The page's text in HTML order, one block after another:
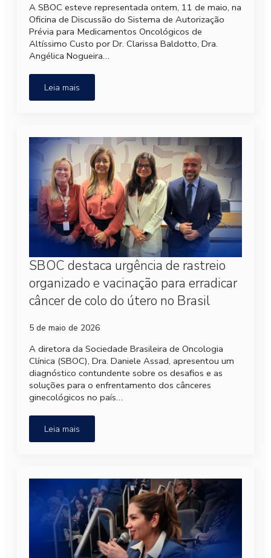
A SBOC esteve representada ontem, 11 de maio, na
Oficina de Discussão do Sistema de Autorização
Prévia para Medicamentos Oncológicos de
Altíssimo Custo por Dr. Clarissa Baldotto, Dra.
Angélica Nogueira…
Leia mais
SBOC destaca urgência de rastreio
organizado e vacinação para erradicar
câncer de colo do útero no Brasil
5 de maio de 2026
A diretora da Sociedade Brasileira de Oncologia
Clínica (SBOC), Dra. Daniele Assad, apresentou um
diagnóstico contundente sobre os desafios e as
soluções para o enfrentamento dos cânceres
ginecológicos no país…
Leia mais